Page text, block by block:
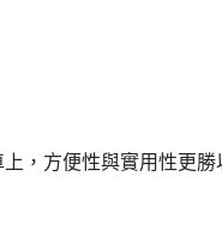
，方便性與實用性更